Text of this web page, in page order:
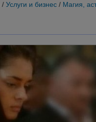
/ Услуги и бизнес / Магия,